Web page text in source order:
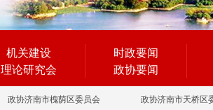
机关建设
理论研究会
时政要闻
政协要闻
政协济南市槐荫区委员会 政协济南市天桥区